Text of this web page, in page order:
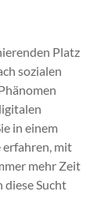
Platz
sozialen
in einem
erfahren, mit
mehr Zeit
diese Sucht